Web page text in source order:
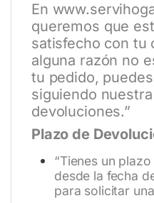
En
queremos que
satisfecho con tu
alguna razón no
tu pedido,
siguiendo
devoluciones.”
Plazo de
“Tienes un
desde la fecha
para solicitar